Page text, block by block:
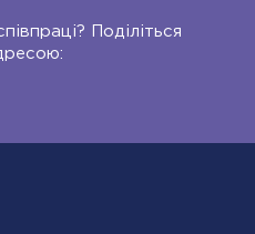
Поділіться